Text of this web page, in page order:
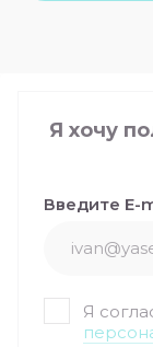
Я хочу
Я
Введите E-